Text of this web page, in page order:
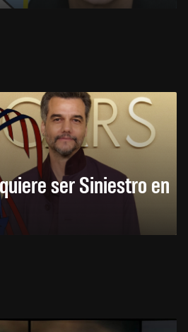
ser Siniestro en